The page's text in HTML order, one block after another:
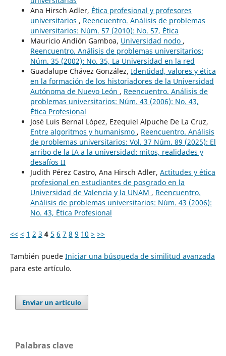
Ana Hirsch Adler, Ética profesional y profesores
universitarios , Reencuentro. Análisis de problemas
universitarios: Núm. 57 (2010): No. 57, Ética
Mauricio Andión Gamboa, Universidad nodo ,
Reencuentro. Análisis de problemas universitarios:
Núm. 35 (2002): No. 35, La Universidad en la red
Guadalupe Chávez González, Identidad, valores y ética
en la formación de los historiadores de la Universidad
Autónoma de Nuevo León , Reencuentro. Análisis de
problemas universitarios: Núm. 43 (2006): No. 43,
Ética Profesional
José Luis Bernal López, Ezequiel Alpuche De La Cruz,
Entre algoritmos y humanismo , Reencuentro. Análisis
de problemas universitarios: Vol. 37 Núm. 89 (2025): El
arribo de la IA a la universidad: mitos, realidades y
desafíos II
Judith Pérez Castro, Ana Hirsch Adler, Actitudes y ética
profesional en estudiantes de posgrado en la
Universidad de Valencia y la UNAM , Reencuentro.
Análisis de problemas universitarios: Núm. 43 (2006):
No. 43, Ética Profesional
<< < 1 2 3 4 5 6 7 8 9 10 > >>
También puede Iniciar una búsqueda de similitud avanzada
para este artículo.
Enviar un artículo
Palabras clave